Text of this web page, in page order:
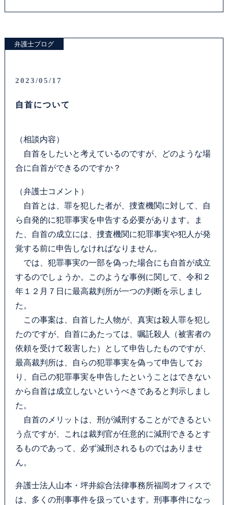
弁護士ブログ
2023/05/17
自首について
（相談内容）
自首をしたいと考えているのですが、どのような場
合に自首ができるのですか？
（弁護士コメント）
自首とは、罪を犯した者が、捜査機関に対して、自
ら自発的に犯罪事実を申告する必要があります。ま
た、自首の成立には、捜査機関に犯罪事実や犯人が発
覚する前に申告しなければなりません。
では、犯罪事実の一部を偽った場合にも自首が成立
するのでしょうか。このような事例に関して、令和２
年１２月７日に最高裁判所が一つの判断を示しまし
た。
この事案は、自首した人物が、真実は殺人罪を犯し
たのですが、自首にあたっては、嘱託殺人（被害者の
依頼を受けて殺害した）として申告したものですが、
最高裁判所は、自らの犯罪事実を偽って申告してお
り、自己の犯罪事実を申告したということはできない
から自首は成立しないというべきであると判示しまし
た。
自首のメリットは、刑が減刑することができるとい
う点ですが、これは裁判官が任意的に減刑できるとす
るものであって、必ず減刑されるものではありませ
ん。
弁護士法人山本・坪井綜合法律事務所福岡オフィスで
は、多くの刑事事件を扱っています。刑事事件になっ